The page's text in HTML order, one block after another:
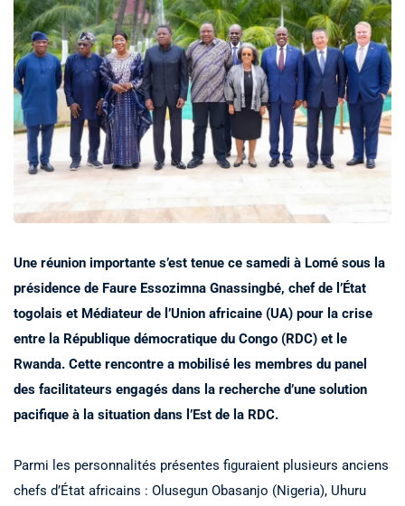
Une réunion importante s’est tenue ce samedi à Lomé sous la
présidence de Faure Essozimna Gnassingbé, chef de l’État
togolais et Médiateur de l’Union africaine (UA) pour la crise
entre la République démocratique du Congo (RDC) et le
Rwanda. Cette rencontre a mobilisé les membres du panel
des facilitateurs engagés dans la recherche d’une solution
pacifique à la situation dans l’Est de la RDC.
Parmi les personnalités présentes figuraient plusieurs anciens
chefs d’État africains : Olusegun Obasanjo (Nigeria), Uhuru